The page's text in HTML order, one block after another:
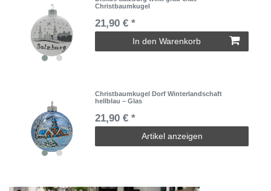
Christbaumkugel
21,90 € *
In den Warenkorb
Christbaumkugel Dorf Winterlandschaft
hellblau – Glas
21,90 € *
Artikel anzeigen